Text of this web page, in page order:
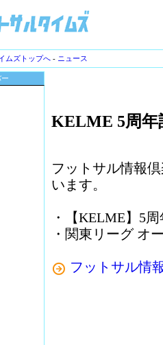
ムズトップへ - ニュース
KELME 5周年
フットサル情報
います。
・【KELME】5
・関東リーグ オ
フットサル情